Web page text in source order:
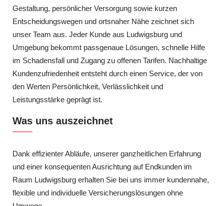
Gestaltung, persönlicher Versorgung sowie kurzen
Entscheidungswegen und ortsnaher Nähe zeichnet sich
unser Team aus. Jeder Kunde aus Ludwigsburg und
Umgebung bekommt passgenaue Lösungen, schnelle Hilfe
im Schadensfall und Zugang zu offenen Tarifen. Nachhaltige
Kundenzufriedenheit entsteht durch einen Service, der von
den Werten Persönlichkeit, Verlässlichkeit und
Leistungsstärke geprägt ist.
Was uns auszeichnet
Dank effizienter Abläufe, unserer ganzheitlichen Erfahrung
und einer konsequenten Ausrichtung auf Endkunden im
Raum Ludwigsburg erhalten Sie bei uns immer kundennahe,
flexible und individuelle Versicherungslösungen ohne